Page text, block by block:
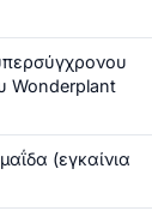
Wonderplant
(εγκαίνια